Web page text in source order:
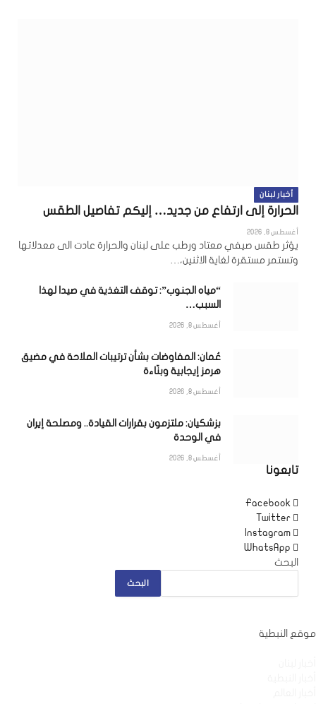
أخبار لبنان
الحرارة إلى ارتفاع من جديد… إليكم تفاصيل الطقس
أغسطس 8, 2026
يؤثر طقس صيفي معتاد ورطب على لبنان والحرارة عادت الى معدلاتها
وتستمر مستقرة لغاية الاثنين،…
“مياه الجنوب”: توقف التغذية في صيدا لهذا
السبب…
أغسطس 8, 2026
عُمان: المفاوضات بشأن ترتيبات الملاحة في مضيق
هرمز إيجابية وبنّاءة
أغسطس 8, 2026
بزشكيان: ملتزمون بقرارات القيادة.. ومصلحة إيران
في الوحدة
أغسطس 8, 2026
تابعونا
Facebook
Twitter
Instagram
WhatsApp
البحث
البحث
موقع النبطية